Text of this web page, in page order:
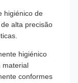
higiénico de
alta precisão
higiénico
material
conformes